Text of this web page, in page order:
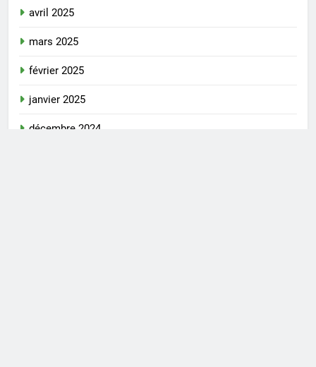
avril 2025
mars 2025
février 2025
janvier 2025
décembre 2024